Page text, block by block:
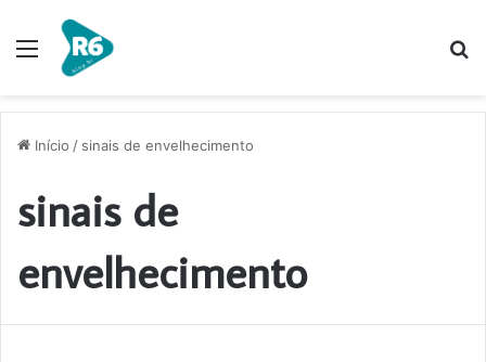
Menu
Início / sinais de envelhecimento
sinais de
envelhecimento